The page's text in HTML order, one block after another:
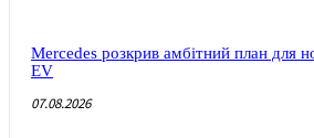
Mercedes розкрив амбітний план для
EV
07.08.2026